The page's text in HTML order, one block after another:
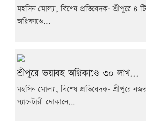
মহসিন মোল্যা, বিশেষ প্রতিবেদক- শ্রীপুরে ৪
অগ্নিকাণ্ডে...
শ্রীপুরে ভয়াবহ অগ্নিকাণ্ডে ৩০ লাখ...
মহসিন মোল্যা, বিশেষ প্রতিবেদক- শ্রীপুরে
স্যানেটারী দোকানে...